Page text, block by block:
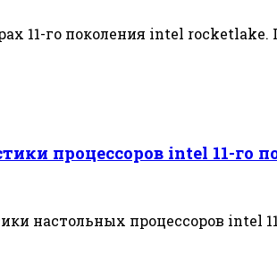
11-го поколения intel
процессоров intel 11-го
настольных процессоров intel